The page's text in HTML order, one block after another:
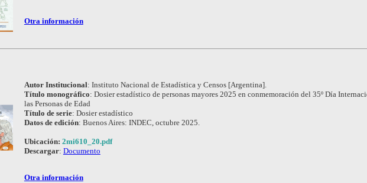
Otra información
Autor Institucional: Instituto Nacional de Estadística y Censos [Argentina].
Título monográfico: Dosier estadístico de personas mayores 2025 en conmemoración del 35º Día
las Personas de Edad
Título de serie: Dosier estadístico
Datos de edición: Buenos Aires: INDEC, octubre 2025.
Ubicación: 2mi610_20.pdf
Descargar: Documento
Otra información